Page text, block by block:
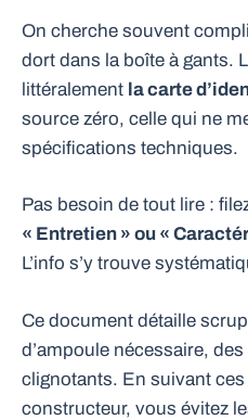
On cherche souvent
dort dans la boîte à gants.
littéralement la carte
source zéro, celle qui ne
spécifications techniques.
Pas besoin de tout lire :
« Entretien » ou «
L’info s’y trouve
Ce document détaille
d’ampoule nécessaire,
clignotants. En suivant
constructeur, vous évitez